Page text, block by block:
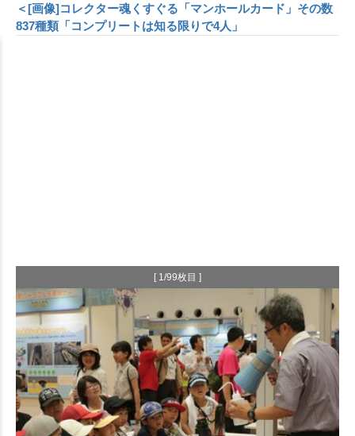
＜[画像]コレクター魂くすぐる「マンホールカード」その数
837種類「コンプリートは知る限りで4人」
[ 1/99枚目 ]